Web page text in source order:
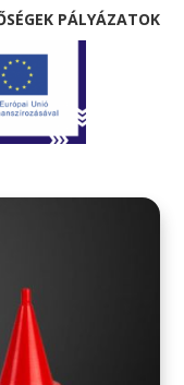
PÁLYÁZATOK